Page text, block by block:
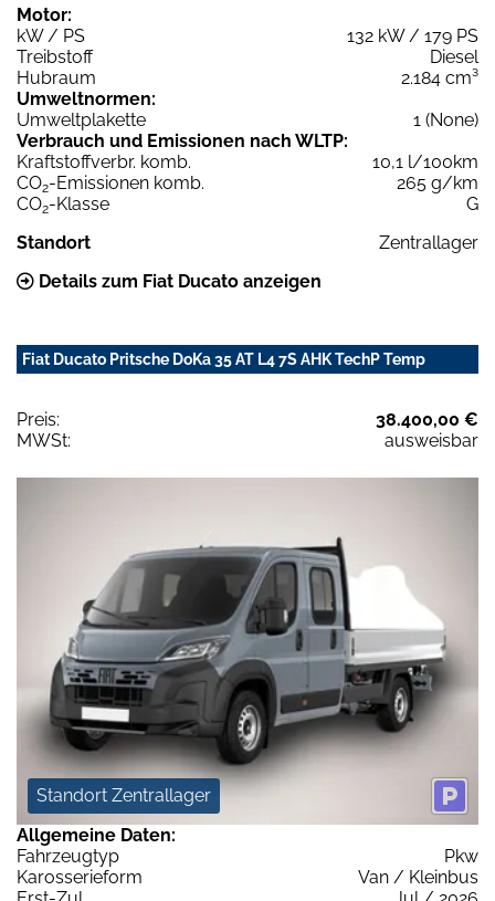
Motor:
kW / PS
132 kW / 179 PS
Treibstoff
Diesel
Hubraum
2.184 cm³
Umweltnormen:
Umweltplakette
1 (None)
Verbrauch und Emissionen nach WLTP:
Kraftstoffverbr. komb.
10,1 l/100km
CO2-Emissionen komb.
265 g/km
CO2-Klasse
G
Standort
Zentrallager
Details zum Fiat Ducato anzeigen
Fiat Ducato Pritsche DoKa 35 AT L4 7S AHK TechP Temp
Preis:
38.400,00 €
MWSt:
ausweisbar
Standort Zentrallager
Allgemeine Daten:
Fahrzeugtyp
Pkw
Karosserieform
Van / Kleinbus